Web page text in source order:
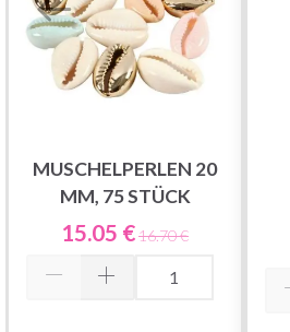
MUSCHELPERLEN 20
MM, 75 STÜCK
15.05 €16.70 €